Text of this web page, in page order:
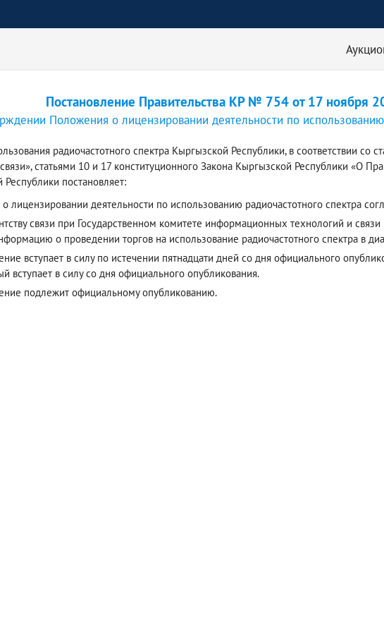
Постановление Правительства КР № 754 от 17 ноября
Положения о лицензировании деятельности по использованию
радиочастотного спектра Кыргызской Республики, в соответствии со
статьями 10 и 17 конституционного Закона Кыргызской Республики «О
постановляет:
лицензировании деятельности по использованию радиочастотного спектра
связи при Государственном комитете информационных технологий и
о проведении торгов на использование радиочастотного спектра в
вступает в силу по истечении пятнадцати дней со дня официального
вступает в силу со дня официального опубликования.
подлежит официальному опубликованию.